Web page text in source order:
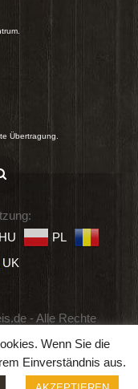
Übertragung.
HU
PL
UK
- Alle Rechte
Wenn Sie die
Einverständnis aus.